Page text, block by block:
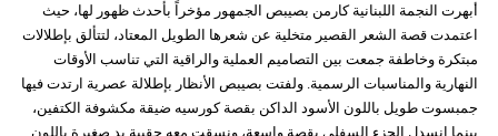
أبهرت النجمة اللبنانية كارمن بصيبص الجمهور مؤخراً بأحدث ظهور لها، حيث
اعتمدت قصة الشعر القصير متخلية عن شعرها الطويل المعتاد، لتتألق بإطلالات
مبتكرة وخاطفة جمعت بين التصاميم العملية والراقية التي تناسب الأوقات
النهارية والمناسبات الرسمية. ولفتت بصيبص الأنظار بإطلالة عصرية ارتدت فيها
جمبسوت طويل باللون الأسود الداكن بقصة كورسيه ضيقة مكشوفة الكتفين،
بينما انسدل الجزء السفلي بقصة واسعة، ونسقت معه حقيبة يد صغيرة باللون